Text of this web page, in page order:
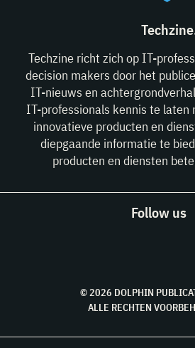
Techzine richt zich op IT-
decision makers door het
IT-nieuws en
IT-professionals kennis te laten
innovatieve producten en
diepgaande informatie te
producten en diensten
Follow us
© 2026 DOLPHIN
ALLE RECHTEN